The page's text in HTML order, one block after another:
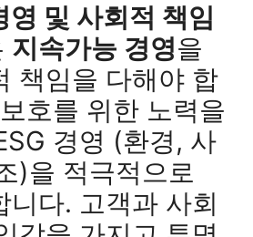
영 및 사회적 책임
지속가능 경영을
책임을 다해야 합
호를 위한 노력을
경영 (환경, 사
)을 적극적으로
니다. 고객과 사회